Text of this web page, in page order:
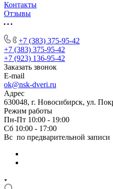
Контакты
Отзывы
+7 (383) 375-95-42
+7 (383) 375-95-42
+7 (923) 136-95-42
Заказать звонок
E-mail
ok@nsk-dveri.ru
Адрес
630048, г. Новосибирск, ул.
Режим работы
Пн-Пт 10:00 - 19:00
Сб 10:00 - 17:00
Вс по предварительной записи